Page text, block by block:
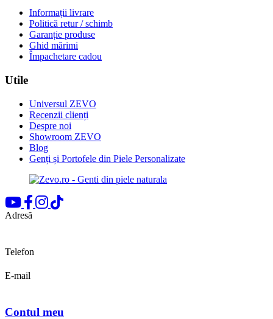
Informații livrare
Politică retur / schimb
Garanție produse
Ghid mărimi
Împachetare cadou
Utile
Universul ZEVO
Recenzii clienți
Despre noi
Showroom ZEVO
Blog
Genți și Portofele din Piele Personalizate
Adresă
Telefon
E-mail
Contul meu